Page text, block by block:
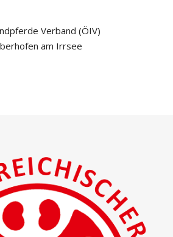
Verband (ÖIV)
am Irrsee